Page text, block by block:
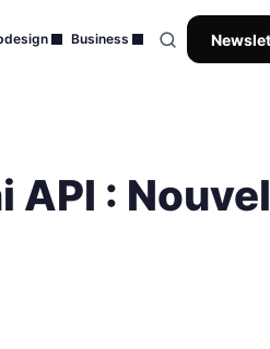
Business
API :